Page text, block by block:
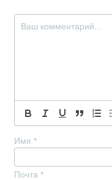
записям
Имя *
Почта *